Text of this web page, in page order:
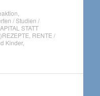
/ Studien /
STATT
RENTE /
Kinder,